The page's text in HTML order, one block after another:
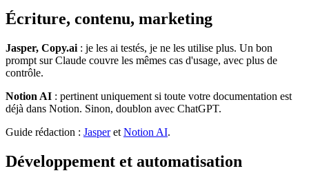
Écriture, contenu, marketing
Jasper, Copy.ai : je les ai testés, je ne les utilise plus. Un bon
prompt sur Claude couvre les mêmes cas d'usage, avec plus de
contrôle.
Notion AI : pertinent uniquement si toute votre documentation est
déjà dans Notion. Sinon, doublon avec ChatGPT.
Guide rédaction : Jasperet Notion AI.
Développement et automatisation